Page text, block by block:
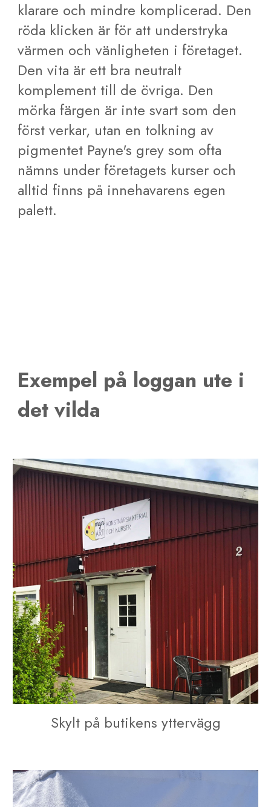
klarare och mindre komplicerad. Den
röda klicken är för att understryka
värmen och vänligheten i företaget.
Den vita är ett bra neutralt
komplement till de övriga. Den
mörka färgen är inte svart som den
först verkar, utan en tolkning av
pigmentet Payne's grey som ofta
nämns under företagets kurser och
alltid finns på innehavarens egen
palett.
Exempel på loggan ute i
det vilda
Skylt på butikens yttervägg